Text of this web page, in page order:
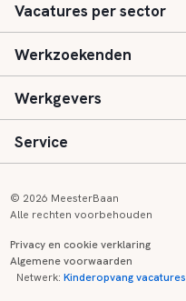
Vacatures per sector
Basisonderwijs
Speciaal (basis) onderwijs
Voortgezet onderwijs
Kinderopvang
Werkzoekenden
Aanmelden
Vacatures
Zij-instroom informatie
Werkgevers
Inloggen
Registreren
Service
Onderwijs links
© 2026 MeesterBaan
Alle rechten voorbehouden
Privacy en cookie verklaring
Algemene voorwaarden
Netwerk:Kinderopvang vacatures